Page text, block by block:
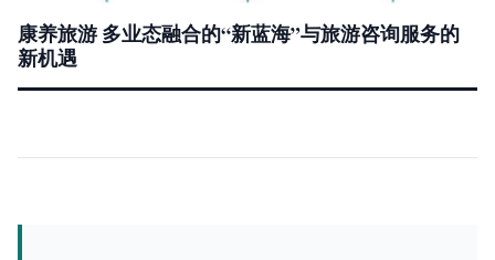
康养旅游 多业态融合的“新蓝海”与旅游咨询服务的
新机遇